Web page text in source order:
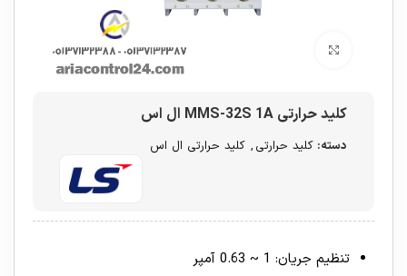
کلید حرارتی MMS-32S 1A ال اس
دسته: کلید حرارتی , کلید حرارتی ال اس
تنظیم جریان: 1 ~ 0.63 آمپر